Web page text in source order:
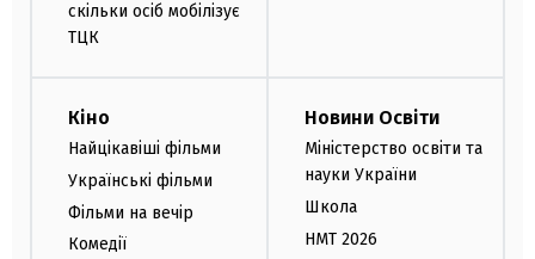
скільки осіб мобілізує
ТЦК
Кіно
Найцікавіші фільми
Українські фільми
Фільми на вечір
Комедії
Новини Освіти
Міністерство освіти та
науки України
Школа
НМТ 2026